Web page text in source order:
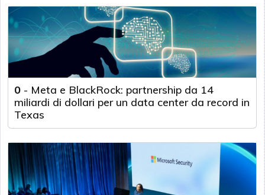
0 - Meta e BlackRock: partnership da 14
miliardi di dollari per un data center da record in
Texas